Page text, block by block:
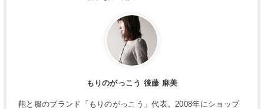
もりのがっこう 後藤 麻美
鞄と服のブランド「もりのがっこう」代表。2008年にショップ